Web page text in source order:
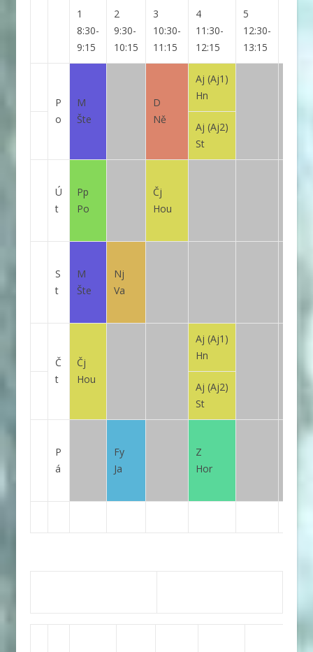
1
8:30-
9:15
2
9:30-
10:15
3
10:30-
11:15
4
11:30-
12:15
5
12:30-
13:15
P
o
M
Šte
D
Ně
Aj (Aj1)
Hn
Aj (Aj2)
St
Ú
t
Pp
Po
Čj
Hou
S
t
M
Šte
Nj
Va
Č
t
Čj
Hou
Aj (Aj1)
Hn
Aj (Aj2)
St
P
á
Fy
Ja
Z
Hor